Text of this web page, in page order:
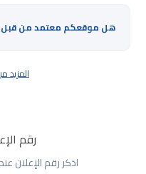
هل موقعكم معتمد من قبل
المزيد
رقم
اذكر رقم الإعلان